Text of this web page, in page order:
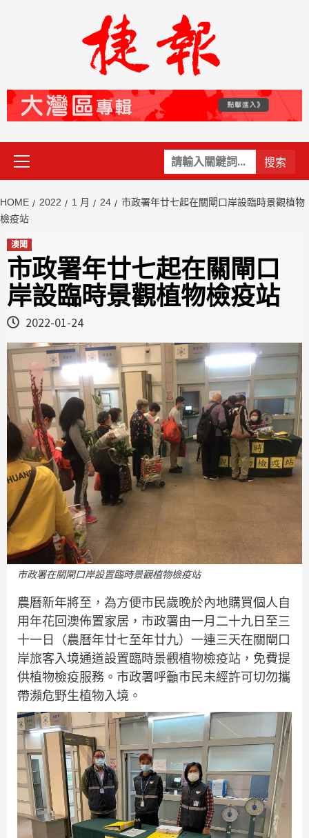
關
鍵
Primary
Menu
HOME 2022 1 月 24
市政署年廿七起在關閘口岸設臨時景觀植物
檢疫站
澳聞
市政署年廿七起在關閘口
岸設臨時景觀植物檢疫站
2022-01-24
市政署在關閘口岸設置臨時景觀植物檢疫站
農曆新年將至，為方便市民歲晚於內地購買個人自
用年花回澳佈置家居，市政署由一月二十九日至三
十一日（農曆年廿七至年廿九）一連三天在關閘口
岸旅客入境通道設置臨時景觀植物檢疫站，免費提
供植物檢疫服務。市政署呼籲市民未經許可切勿攜
帶瀕危野生植物入境。